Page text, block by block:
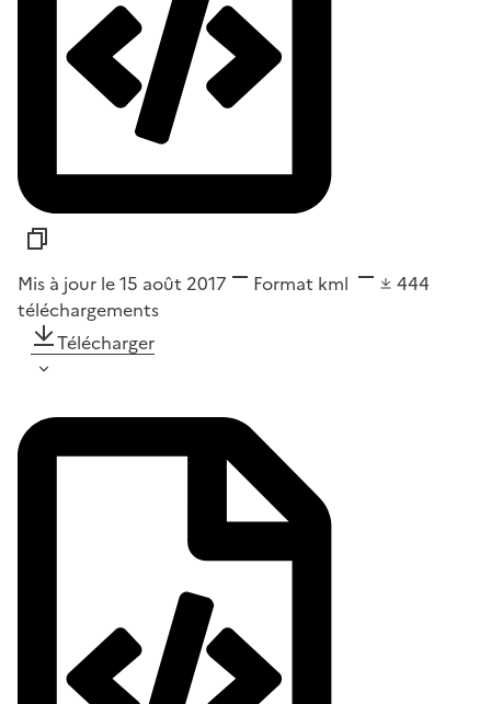
Mis à jour le 15 août 2017 Format kml
444
téléchargements
Télécharger